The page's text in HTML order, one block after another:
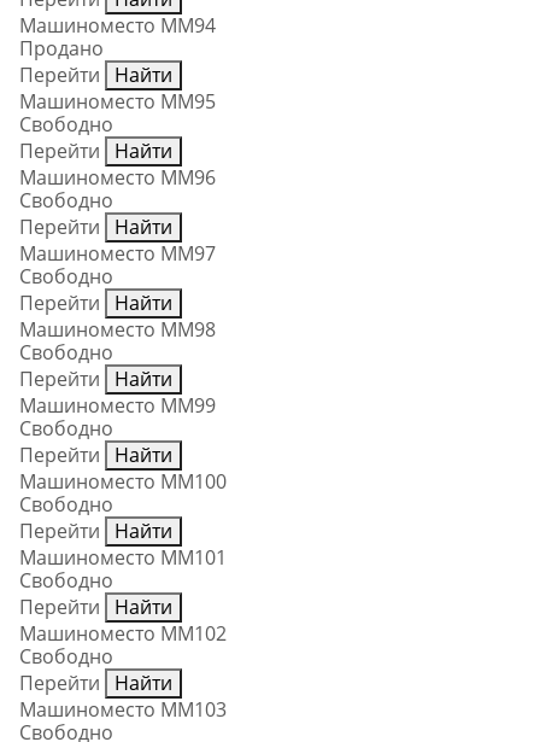
Машиноместо ММ94
Продано
Перейти
Найти
Машиноместо ММ95
Свободно
Перейти
Найти
Машиноместо ММ96
Свободно
Перейти
Найти
Машиноместо ММ97
Свободно
Перейти
Найти
Машиноместо ММ98
Свободно
Перейти
Найти
Машиноместо ММ99
Свободно
Перейти
Найти
Машиноместо ММ100
Свободно
Перейти
Найти
Машиноместо ММ101
Свободно
Перейти
Найти
Машиноместо ММ102
Свободно
Перейти
Найти
Машиноместо ММ103
Свободно